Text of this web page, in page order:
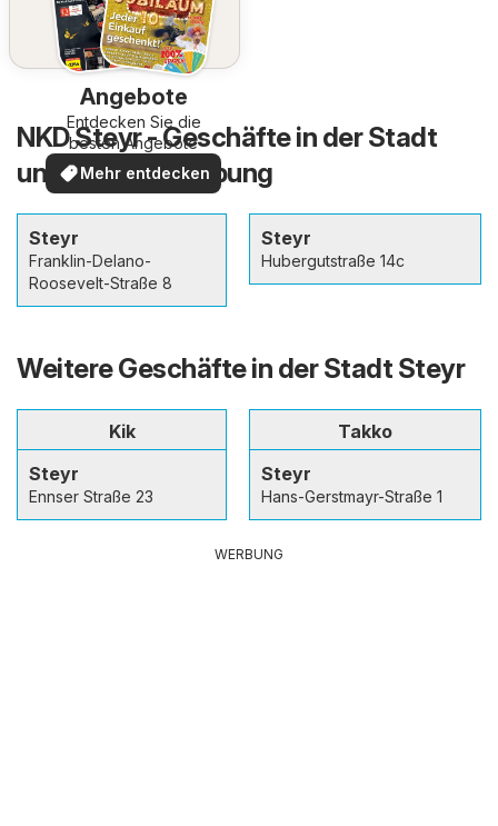
Angebote
Entdecken Sie die
besten Angebote
Mehr entdecken
NKD Steyr - Geschäfte in der Stadt
und in der Umgebung
Steyr
Franklin-Delano-
Roosevelt-Straße 8
Steyr
Hubergutstraße 14c
Weitere Geschäfte in der Stadt Steyr
Kik
Steyr
Ennser Straße 23
Takko
Steyr
Hans-Gerstmayr-Straße 1
WERBUNG